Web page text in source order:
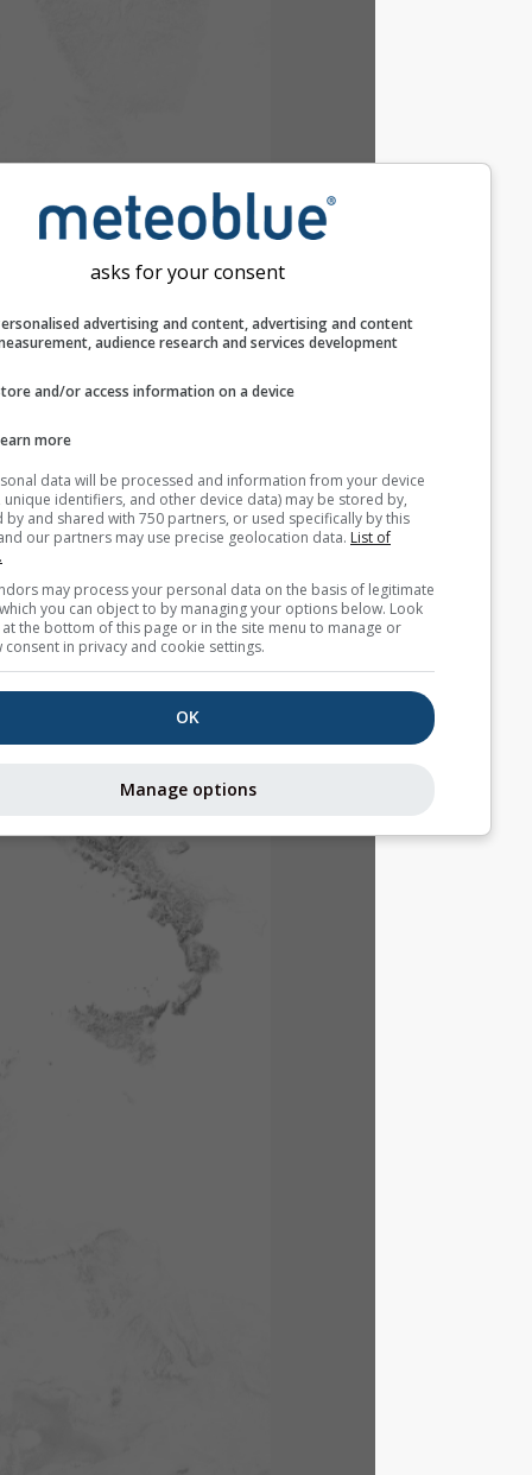
asks for your consent
Personalised advertising and content, advertising and
measurement, audience research and services
Store and/or access information on a device
Your personal data will be processed and information from
(cookies, unique identifiers, and other device data) may be
accessed by and shared with 750 partners, or used specifically
site. We and our partners may use precise geolocation data.
Some vendors may process your personal data on the basis of
interest, which you can object to by managing your options
for a link at the bottom of this page or in the site menu to
withdraw consent in privacy and cookie settings.